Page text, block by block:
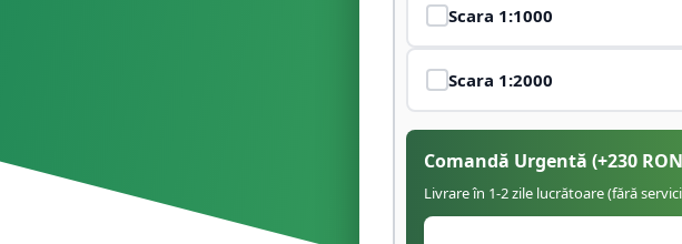
Scara 1:1000
Scara 1:2000
Comandă Urgentă (+230
Livrare în 1-2 zile lucrătoare (fără